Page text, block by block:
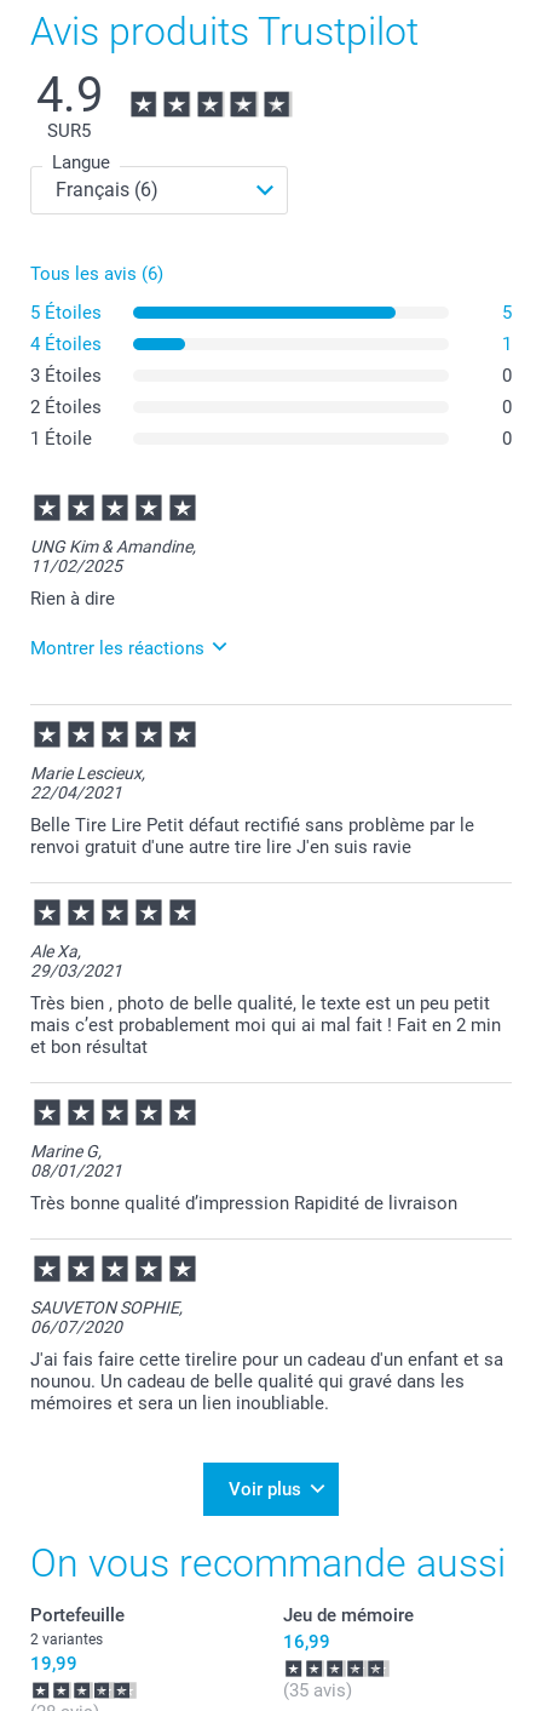
Avis produits Trustpilot
4.9
SUR5
Langue
Tous les avis (6)
5 Étoiles
5
4 Étoiles
1
3 Étoiles
0
2 Étoiles
0
1 Étoile
0
UNG Kim & Amandine,
11/02/2025
Rien à dire
Montrer les réactions
11/03/2025
12:04
Nous sommes ravis de lire votre commentaire
Maryse. Nous nous efforçons de fournir à nos
clients une expérience positive et nous sommes
heureux d'apprendre que nous avons réussi à
répondre à vos attentes.
Toujours à votre service,
Laila@Smartphoto
Marie Lescieux,
22/04/2021
Belle Tire Lire Petit défaut rectifié sans problème par le
renvoi gratuit d'une autre tire lire J'en suis ravie
Ale Xa,
29/03/2021
Très bien , photo de belle qualité, le texte est un peu petit
mais c’est probablement moi qui ai mal fait ! Fait en 2 min
et bon résultat
Marine G,
08/01/2021
Très bonne qualité d’impression Rapidité de livraison
SAUVETON SOPHIE,
06/07/2020
J'ai fais faire cette tirelire pour un cadeau d'un enfant et sa
nounou. Un cadeau de belle qualité qui gravé dans les
mémoires et sera un lien inoubliable.
Voir plus
On vous recommande aussi
Portefeuille
2 variantes
19,99
Jeu de mémoire
16,99
(35 avis)